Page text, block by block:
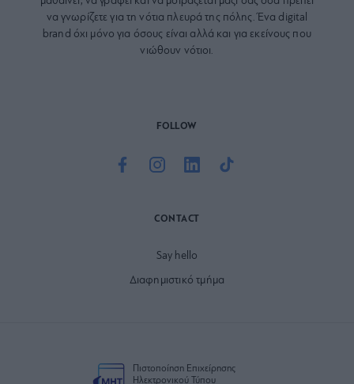
να γνωρίζετε για τη νότια πλευρά της πόλης. Ένα digital
brand όχι μόνο για όσους είναι αλλά και για εκείνους που
νιώθουν νότιοι.
FOLLOW
CONTACT
Say hello
Διαφημιστικό τμήμα
Πιστοποίηση Επιχείρησης
Ηλεκτρονικού Τύπου